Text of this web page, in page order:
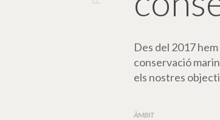
Des del 2017
conservació
els nostres
ÀMBIT